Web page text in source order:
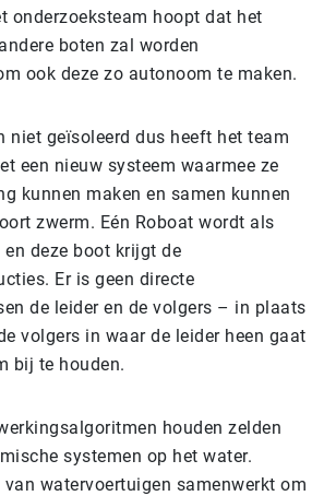
onderzoeksteam hoopt dat het
boten zal worden
ook deze zo autonoom te maken.
niet geïsoleerd dus heeft het team
een nieuw systeem waarmee ze
kunnen maken en samen kunnen
zwerm. Eén Roboat wordt als
en deze boot krijgt de
Er is geen directe
de leider en de volgers – in plaats
volgers in waar de leider heen gaat
bij te houden.
houden zelden
systemen op het water.
van watervoertuigen samenwerkt om